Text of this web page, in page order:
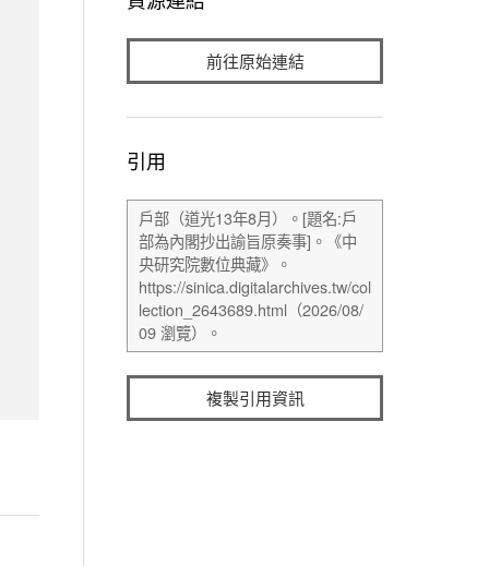
前往原始連結
引用
複製引用資訊